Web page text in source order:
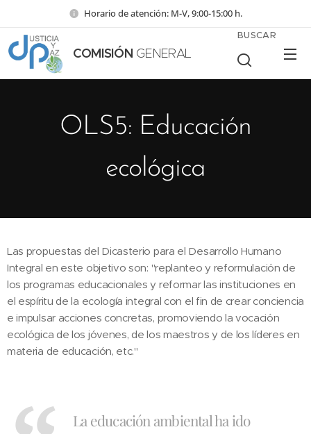
Horario de atención: M-V, 9:00-15:00 h.
COMISIÓN GENERAL
BUSCAR
OLS5: Educación
ecológica
Las propuestas del Dicasterio para el Desarrollo Humano
Integral en este objetivo son: "replanteo y reformulación de
los programas educacionales y reformar las instituciones en
el espíritu de la ecología integral con el fin de crear conciencia
e impulsar acciones concretas, promoviendo la vocación
ecológica de los jóvenes, de los maestros y de los líderes en
materia de educación, etc."
La educación ambiental ha ido